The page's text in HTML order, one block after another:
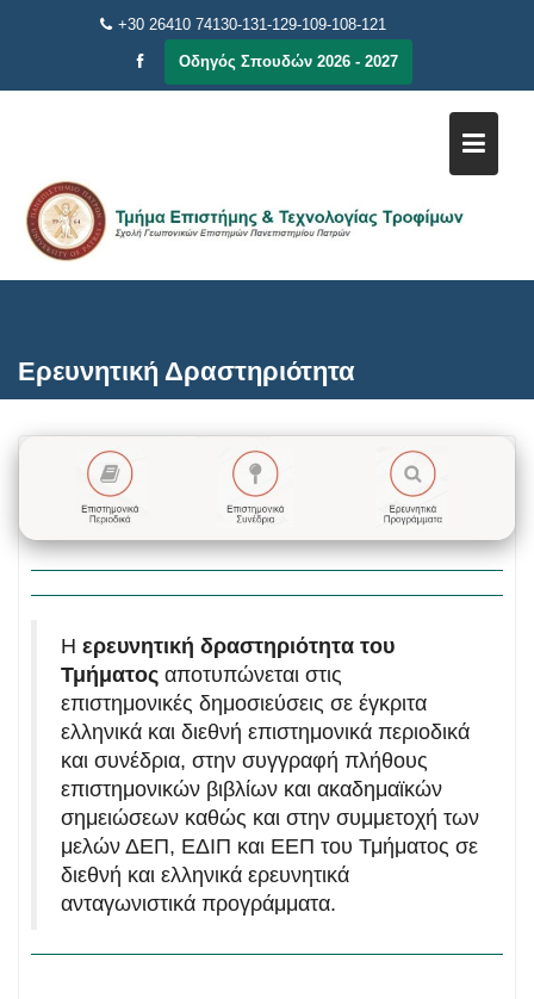
+30 26410 74130-131-129-109-108-121
Οδηγός Σπουδών 2026 - 2027
Ερευνητική Δραστηριότητα
Η ερευνητική δραστηριότητα του
Τμήματος αποτυπώνεται στις
επιστημονικές δημοσιεύσεις σε έγκριτα
ελληνικά και διεθνή επιστημονικά περιοδικά
και συνέδρια, στην συγγραφή πλήθους
επιστημονικών βιβλίων και ακαδημαϊκών
σημειώσεων καθώς και στην συμμετοχή των
μελών ΔΕΠ, ΕΔΙΠ και ΕΕΠ του Τμήματος σε
διεθνή και ελληνικά ερευνητικά
ανταγωνιστικά προγράμματα.